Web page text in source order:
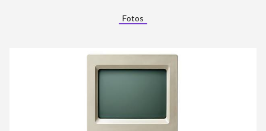
Fotos